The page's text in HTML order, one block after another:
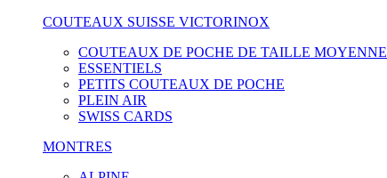
COUTEAUX SUISSE VICTORINOX
COUTEAUX DE POCHE DE TAILLE MOYENNE
ESSENTIELS
PETITS COUTEAUX DE POCHE
PLEIN AIR
SWISS CARDS
MONTRES